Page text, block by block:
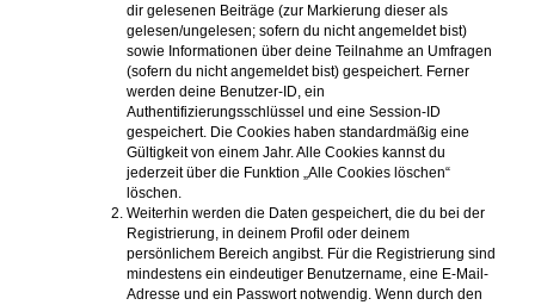
dir gelesenen Beiträge (zur Markierung dieser als
gelesen/ungelesen; sofern du nicht angemeldet bist)
sowie Informationen über deine Teilnahme an Umfragen
(sofern du nicht angemeldet bist) gespeichert. Ferner
werden deine Benutzer-ID, ein
Authentifizierungsschlüssel und eine Session-ID
gespeichert. Die Cookies haben standardmäßig eine
Gültigkeit von einem Jahr. Alle Cookies kannst du
jederzeit über die Funktion „Alle Cookies löschen“
löschen.
Weiterhin werden die Daten gespeichert, die du bei der
Registrierung, in deinem Profil oder deinem
persönlichem Bereich angibst. Für die Registrierung sind
mindestens ein eindeutiger Benutzername, eine E-Mail-
Adresse und ein Passwort notwendig. Wenn durch den